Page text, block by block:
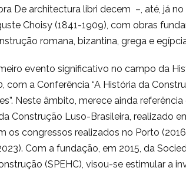
De architectura libri decem –, até, já no
Choisy (1841-1909), com obras
romana, bizantina, grega e
evento significativo no campo da
com a Conferência “A História da
Neste âmbito, merece ainda referência
Construção Luso-Brasileira, realizado
os congressos realizados no Porto
Com a fundação, em 2015, da
(SPEHC), visou-se estimular a